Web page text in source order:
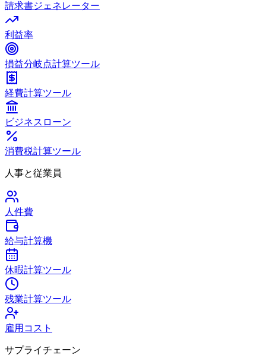
請求書ジェネレーター
利益率
損益分岐点計算ツール
経費計算ツール
ビジネスローン
消費税計算ツール
人事と従業員
人件費
給与計算機
休暇計算ツール
残業計算ツール
雇用コスト
サプライチェーン